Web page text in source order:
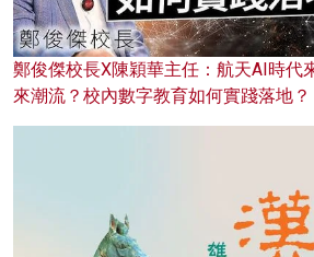
鄭俊傑校長X陳穎華主任：航天AI時代
來潮流？校內數字教育如何實踐落地？